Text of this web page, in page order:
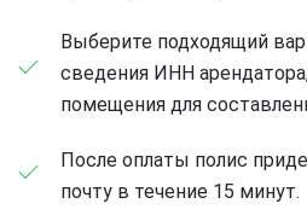
Выберите подходящий
сведения ИНН
помещения для
После оплаты полис
почту в течение 15 минут.